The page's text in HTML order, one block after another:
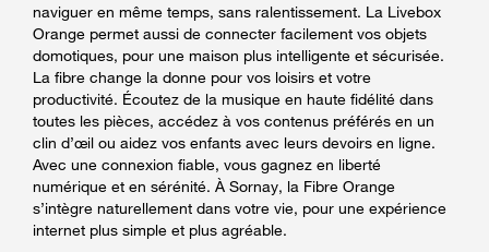
naviguer en même temps, sans ralentissement. La Livebox
Orange permet aussi de connecter facilement vos objets
domotiques, pour une maison plus intelligente et sécurisée.
La fibre change la donne pour vos loisirs et votre
productivité. Écoutez de la musique en haute fidélité dans
toutes les pièces, accédez à vos contenus préférés en un
clin d’œil ou aidez vos enfants avec leurs devoirs en ligne.
Avec une connexion fiable, vous gagnez en liberté
numérique et en sérénité. À Sornay, la Fibre Orange
s’intègre naturellement dans votre vie, pour une expérience
internet plus simple et plus agréable.